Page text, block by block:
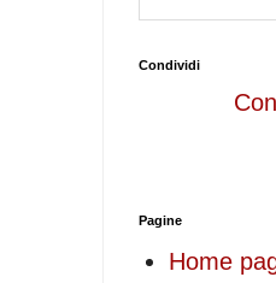
Condividi
Pagine
Home